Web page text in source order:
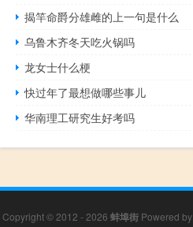
揭竿命爵分雄雌的上一句是什么
乌鲁木齐冬天吃火锅吗
龙女士什么梗
快过年了最想做哪些事儿
华南理工研究生好考吗
Copyright © 2012 - 2026 蚌埠街 Powered by